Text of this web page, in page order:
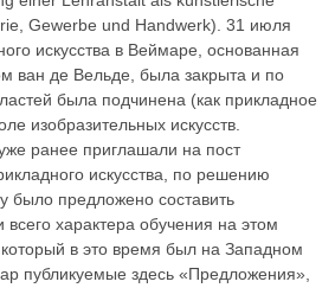
Gewerbe und Handwerk). 31 июля
искусства в Веймаре, основанная
ван де Вельде, была закрыта и по
была подчинена (как прикладное
изобразительных искусств.
ранее приглашали на пост
искусства, по решению
было предложено составить
характера обучения на этом
в это время был на Западном
публикуемые здесь «Предложения»,